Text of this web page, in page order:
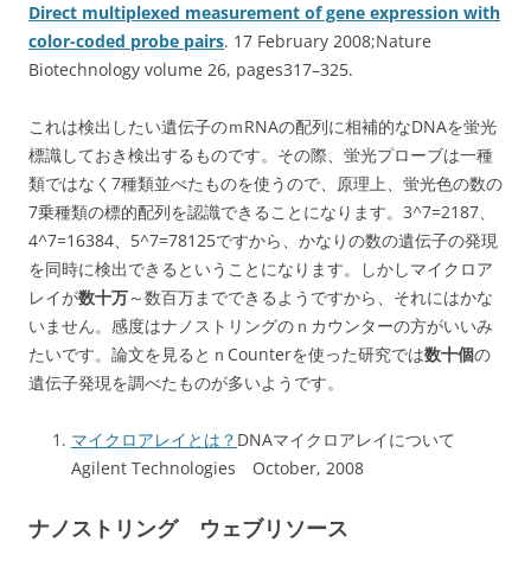
Direct multiplexed measurement of gene expression with
color-coded probe pairs. 17 February 2008;Nature
Biotechnology volume 26, pages317–325.
これは検出したい遺伝子のｍRNAの配列に相補的なDNAを蛍光
標識しておき検出するものです。その際、蛍光プローブは一種
類ではなく7種類並べたものを使うので、原理上、蛍光色の数の
7乗種類の標的配列を認識できることになります。3^7=2187、
4^7=16384、5^7=78125ですから、かなりの数の遺伝子の発現
を同時に検出できるということになります。しかしマイクロア
レイが数十万～数百万までできるようですから、それにはかな
いません。感度はナノストリングのｎカウンターの方がいいみ
たいです。論文を見るとｎCounterを使った研究では数十個の
遺伝子発現を調べたものが多いようです。
マイクロアレイとは？ DNAマイクロアレイについて
Agilent Technologies October, 2008
ナノストリング ウェブリソース